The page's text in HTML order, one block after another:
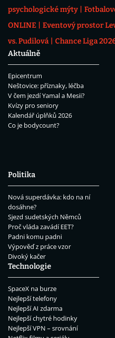
psychologické mýty
ONLINE
Eventový prostor
vs. Pudilová
Chance Liga
Aktuálně
Epicentrum
Neštovice: příznaky, léčba
V čem jezdí Yamal a Mesii?
Kvízy pro seniory
Kalendář úplňků 2026
Co je bodycount?
Politika
Nová superdávka: kdo na ní
dosáhne?
Sjezd sudetských Němců
Proč vláda zavádí EET?
Padni komu padni
Výpověď z práce vzor
Divoký kačer
Technologie
SpaceX na burze
Nejlepší telefony
Nejlepší AI zdarma
Nejlepší chytré hodinky
Nejlepší VPN – srovnání